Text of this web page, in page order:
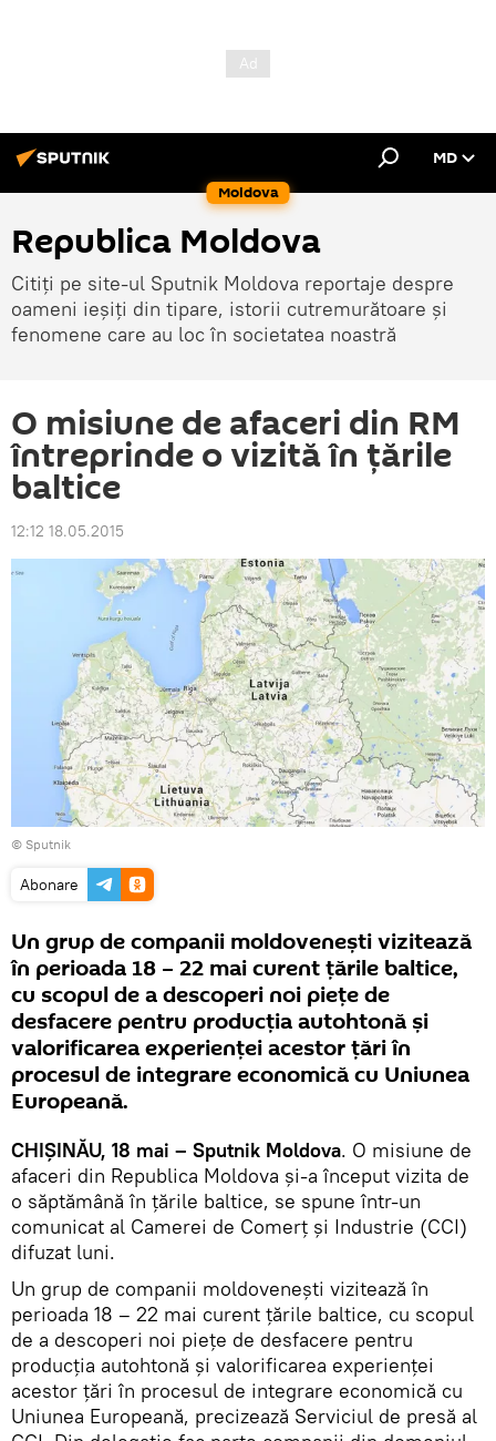
Moldova
MD
Republica Moldova
Citiți pe site-ul Sputnik Moldova reportaje despre
oameni ieșiți din tipare, istorii cutremurătoare și
fenomene care au loc în societatea noastră
O misiune de afaceri din RM
întreprinde o vizită în ţările
baltice
12:12 18.05.2015
© Sputnik
Abonare
Un grup de companii moldoveneşti vizitează
în perioada 18 – 22 mai curent ţările baltice,
cu scopul de a descoperi noi pieţe de
desfacere pentru producţia autohtonă şi
valorificarea experienţei acestor ţări în
procesul de integrare economică cu Uniunea
Europeană.
CHIŞINĂU, 18 mai – Sputnik Moldova. O misiune de
afaceri din Republica Moldova şi-a început vizita de
o săptămână în ţările baltice, se spune într-un
comunicat al Camerei de Comerţ şi Industrie (CCI)
difuzat luni.
Un grup de companii moldoveneşti vizitează în
perioada 18 – 22 mai curent ţările baltice, cu scopul
de a descoperi noi pieţe de desfacere pentru
producţia autohtonă şi valorificarea experienţei
acestor ţări în procesul de integrare economică cu
Uniunea Europeană, precizează Serviciul de presă al